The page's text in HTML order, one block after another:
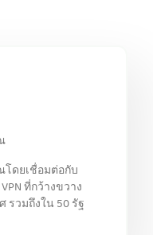
ดยเชื่อมต่อกับ
ที่กว้างขวาง
รวมถึงใน 50 รัฐ